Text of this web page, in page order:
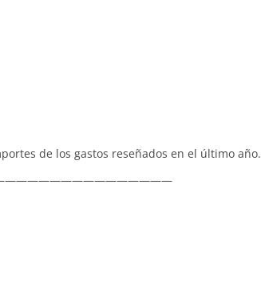
de los gastos reseñados en el último año.